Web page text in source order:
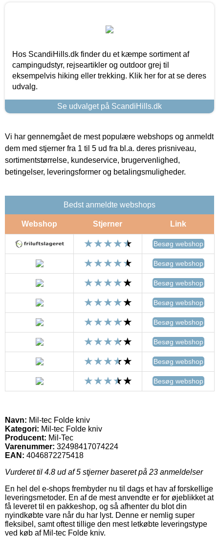
Hos ScandiHills.dk finder du et kæmpe sortiment af
campingudstyr, rejseartikler og outdoor grej til
eksempelvis hiking eller trekking. Klik her for at se deres
udvalg.
Se udvalget på ScandiHills.dk
Vi har gennemgået de mest populære webshops og anmeldt
dem med stjerner fra 1 til 5 ud fra bl.a. deres prisniveau,
sortimentstørrelse, kundeservice, brugervenlighed,
betingelser, leveringsformer og betalingsmuligheder.
Bedst anmeldte webshops
Webshop Stjerner Link
Besøg webshop
Besøg webshop
Besøg webshop
Besøg webshop
Besøg webshop
Besøg webshop
Besøg webshop
Besøg webshop
Navn: Mil-tec Folde kniv
Kategori: Mil-tec Folde kniv
Producent: Mil-Tec
Varenummer: 32498417074224
EAN: 4046872275418
Vurderet til 4.8 ud af 5 stjerner baseret på 23 anmeldelser
En hel del e-shops frembyder nu til dags et hav af forskellige
leveringsmetoder. En af de mest anvendte er for øjeblikket at
få leveret til en pakkeshop, og så afhenter du blot din
nyindkøbte vare når du har lyst. Denne er nemlig super
fleksibel, samt oftest tillige den mest letkøbte leveringstype
ved køb af Mil-tec Folde kniv.